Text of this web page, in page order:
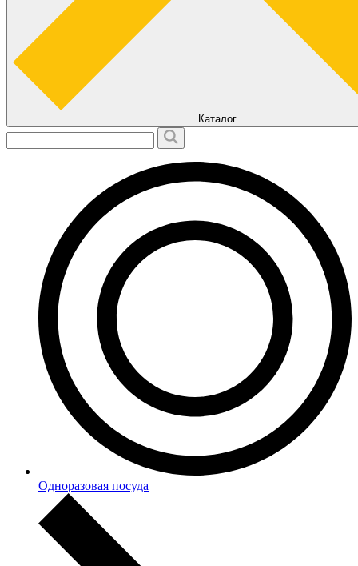
Каталог
Одноразовая посуда